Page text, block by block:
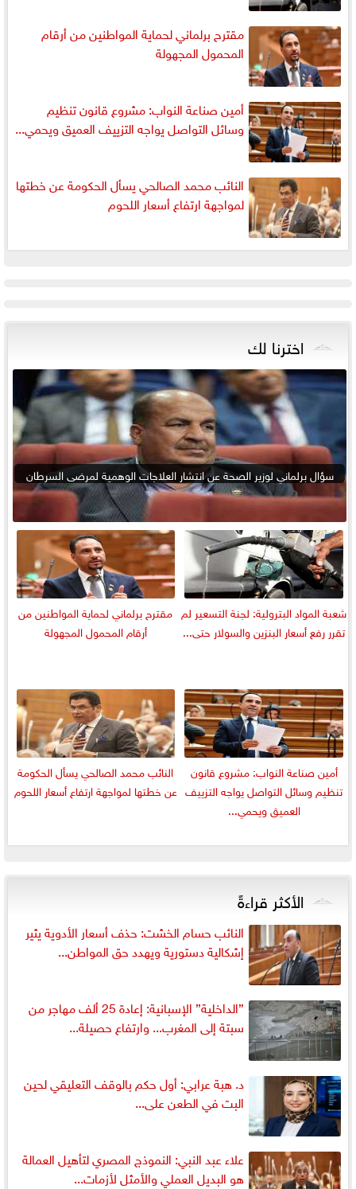
مقترح برلماني لحماية المواطنين من أرقام
المحمول المجهولة
أمين صناعة النواب: مشروع قانون تنظيم
وسائل التواصل يواجه التزييف العميق ويحمي...
النائب محمد الصالحي يسأل الحكومة عن خطتها
لمواجهة ارتفاع أسعار اللحوم
اخترنا لك
سؤال برلماني لوزير الصحة عن انتشار العلاجات الوهمية لمرضى السرطان
شعبة المواد البترولية: لجنة التسعير لم
تقرر رفع أسعار البنزين والسولار حتى...
مقترح برلماني لحماية المواطنين من
أرقام المحمول المجهولة
أمين صناعة النواب: مشروع قانون
تنظيم وسائل التواصل يواجه التزييف
العميق ويحمي...
النائب محمد الصالحي يسأل الحكومة
عن خطتها لمواجهة ارتفاع أسعار اللحوم
الأكثر قراءةً
النائب حسام الخشت: حذف أسعار الأدوية يثير
إشكالية دستورية ويهدد حق المواطن...
”الداخلية” الإسبانية: إعادة 25 ألف مهاجر من
سبتة إلى المغرب... وارتفاع حصيلة...
د. هبة عرابي: أول حكم بالوقف التعليقي لحين
البت في الطعن على...
علاء عبد النبي: النموذج المصري لتأهيل العمالة
هو البديل العملي والأمثل لأزمات...